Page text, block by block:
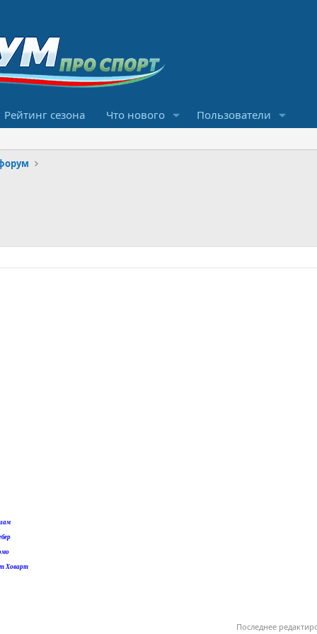
Рейтинг сезона Что нового Пользователи
Ховарт
Последнее